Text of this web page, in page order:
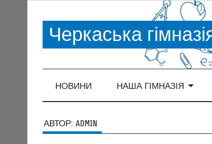
Черкаська
НОВИНИ НАША ГІМНАЗІЯ
АВТОР: ADMIN